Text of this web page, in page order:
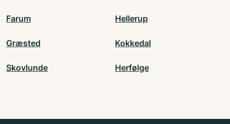
Farum Hellerup
Græsted Kokkedal
Skovlunde Herfølge